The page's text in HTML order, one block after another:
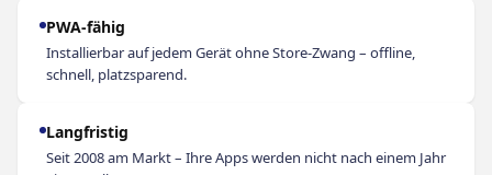
PWA-fähig
Installierbar auf jedem Gerät ohne Store-Zwang – offline,
schnell, platzsparend.
Langfristig
Seit 2008 am Markt – Ihre Apps werden nicht nach einem Jahr